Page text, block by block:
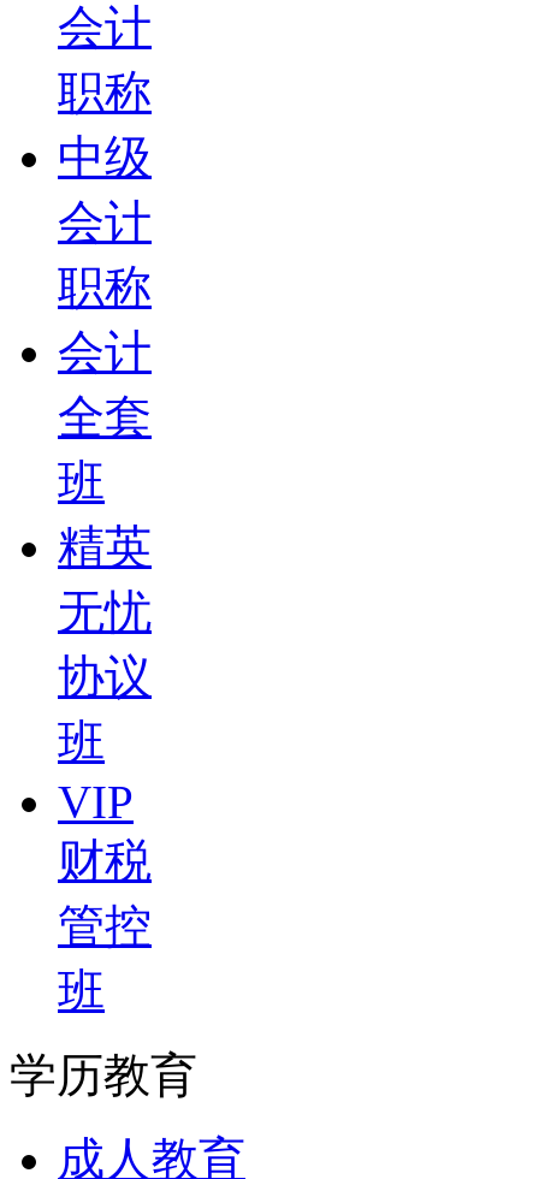
会计
职称
中级
会计
职称
会计
全套
班
精英
无忧
协议
班
VIP
财税
管控
班
学历教育
成人教育